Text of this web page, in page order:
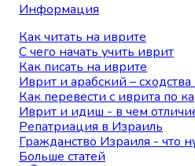
Информация
Как читать на иврите
С чего начать учить иврит
Как писать на иврите
Иврит и арабский –
Как перевести с иврита по
Иврит и идиш - в чем
Репатриация в Израиль
Гражданство Израиля - что
Больше статей